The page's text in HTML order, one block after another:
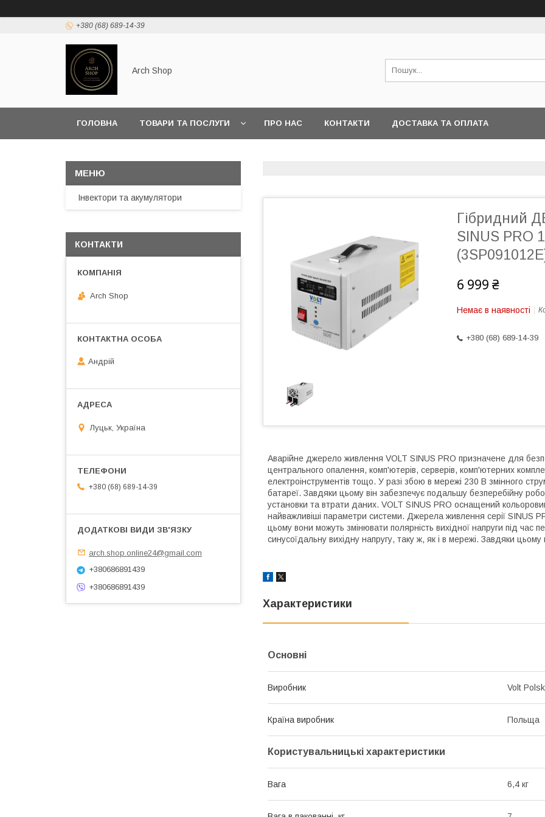
+380 (68) 689-14-39
Arch Shop
ГОЛОВНА ТОВАРИ ТА ПОСЛУГИ ПРО НАС КОНТАКТИ ДОСТАВКА ТА ОПЛАТА
Гібридний
SINUS PRO
6 999 ₴
Немає в наявності
+380 (68) 689-14-39
Аварійне джерело живлення VOLT SINUS PRO призначене для
центрального опалення, комп'ютерів, серверів, комп'ютерних
електроінструментів тощо. У разі збою в мережі 230 В змінного
батареї. Завдяки цьому він забезпечує подальшу безперебійну
установки та втрати даних. VOLT SINUS PRO оснащений
найважливіші параметри системи. Джерела живлення серії SINUS
цьому вони можуть змінювати полярність вихідної напруги під
синусоїдальну вихідну напругу, таку ж, як і в мережі. Завдяки цьому
Характеристики
Основні
Виробник Volt
Країна виробник Польща
Користувальницькі характеристики
Вага 6,4 кг
Інвектори та акумулятори
КОНТАКТИ
Arch Shop
Андрій
Луцьк, Україна
+380 (68) 689-14-39
arch.shop.online24@gmail.com
+380686891439
+380686891439